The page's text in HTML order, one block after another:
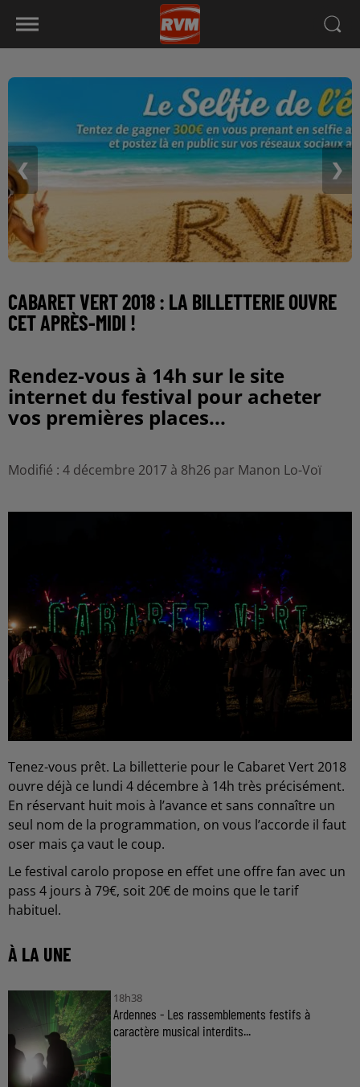
❮ ❯
CABARET VERT 2018 : LA BILLETTERIE OUVRE
CET APRÈS-MIDI !
Rendez-vous à 14h sur le site
internet du festival pour acheter
vos premières places...
Modifié : 4 décembre 2017 à 8h26 par Manon Lo-Voï
Tenez-vous prêt. La billetterie pour le Cabaret Vert 2018
ouvre déjà ce lundi 4 décembre à 14h très précisément.
En réservant huit mois à l’avance et sans connaître un
seul nom de la programmation, on vous l’accorde il faut
oser mais ça vaut le coup.
Le festival carolo propose en effet une offre fan avec un
pass 4 jours à 79€, soit 20€ de moins que le tarif
habituel.
À LA UNE
18h38
Ardennes - Les rassemblements festifs à
caractère musical interdits...